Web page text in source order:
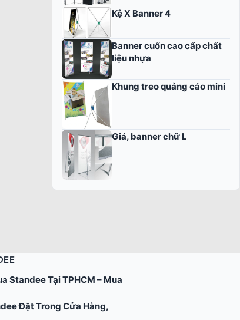
Kệ X Banner 4
Banner cuốn cao cấp chất
liệu nhựa
Khung treo quảng cáo mini
Giá, banner chữ L
Standee Tại TPHCM – Mua
Đặt Trong Cửa Hàng,